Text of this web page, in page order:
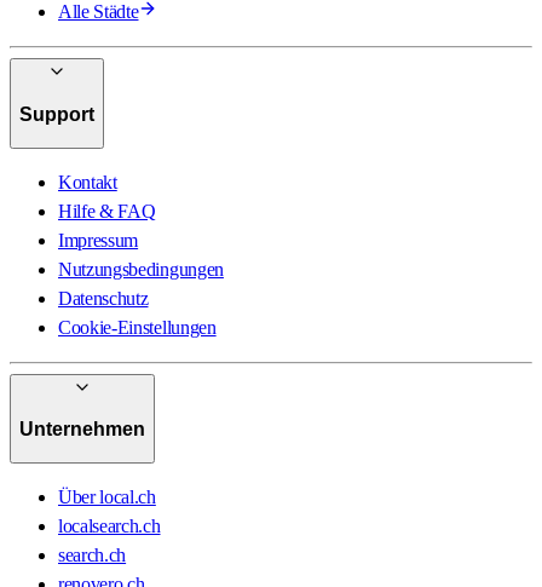
Alle Städte
Support
Kontakt
Hilfe & FAQ
Impressum
Nutzungsbedingungen
Datenschutz
Cookie-Einstellungen
Unternehmen
Über local.ch
localsearch.ch
search.ch